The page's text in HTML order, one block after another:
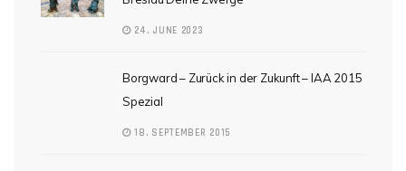
24. JUNE 2023
Borgward – Zurück in der Zukunft – IAA 2015
Spezial
18. SEPTEMBER 2015